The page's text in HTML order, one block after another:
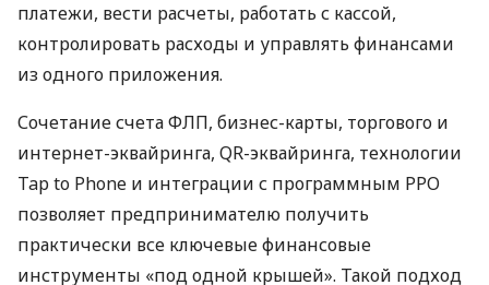
платежи, вести расчеты, работать с кассой,
контролировать расходы и управлять финансами
из одного приложения.
Сочетание счета ФЛП, бизнес-карты, торгового и
интернет-эквайринга, QR-эквайринга, технологии
Tap to Phone и интеграции с программным РРО
позволяет предпринимателю получить
практически все ключевые финансовые
инструменты «под одной крышей». Такой подход